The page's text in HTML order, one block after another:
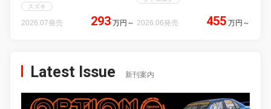
スズキ
2026.07発売 293 万円 ～ 2026.06発売 455 万円 ～
Latest Issue 新刊案内